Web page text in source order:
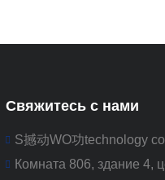
Свяжитесь с нами
S撼动WO功technology
Комната 806, здание 4,